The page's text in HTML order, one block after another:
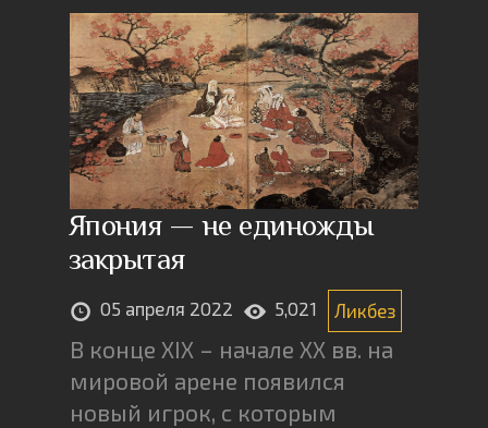
Япония — не единожды
закрытая
05 апреля 2022 5,021 Ликбез
В конце XIX – начале XX вв. на
мировой арене появился
новый игрок, с которым